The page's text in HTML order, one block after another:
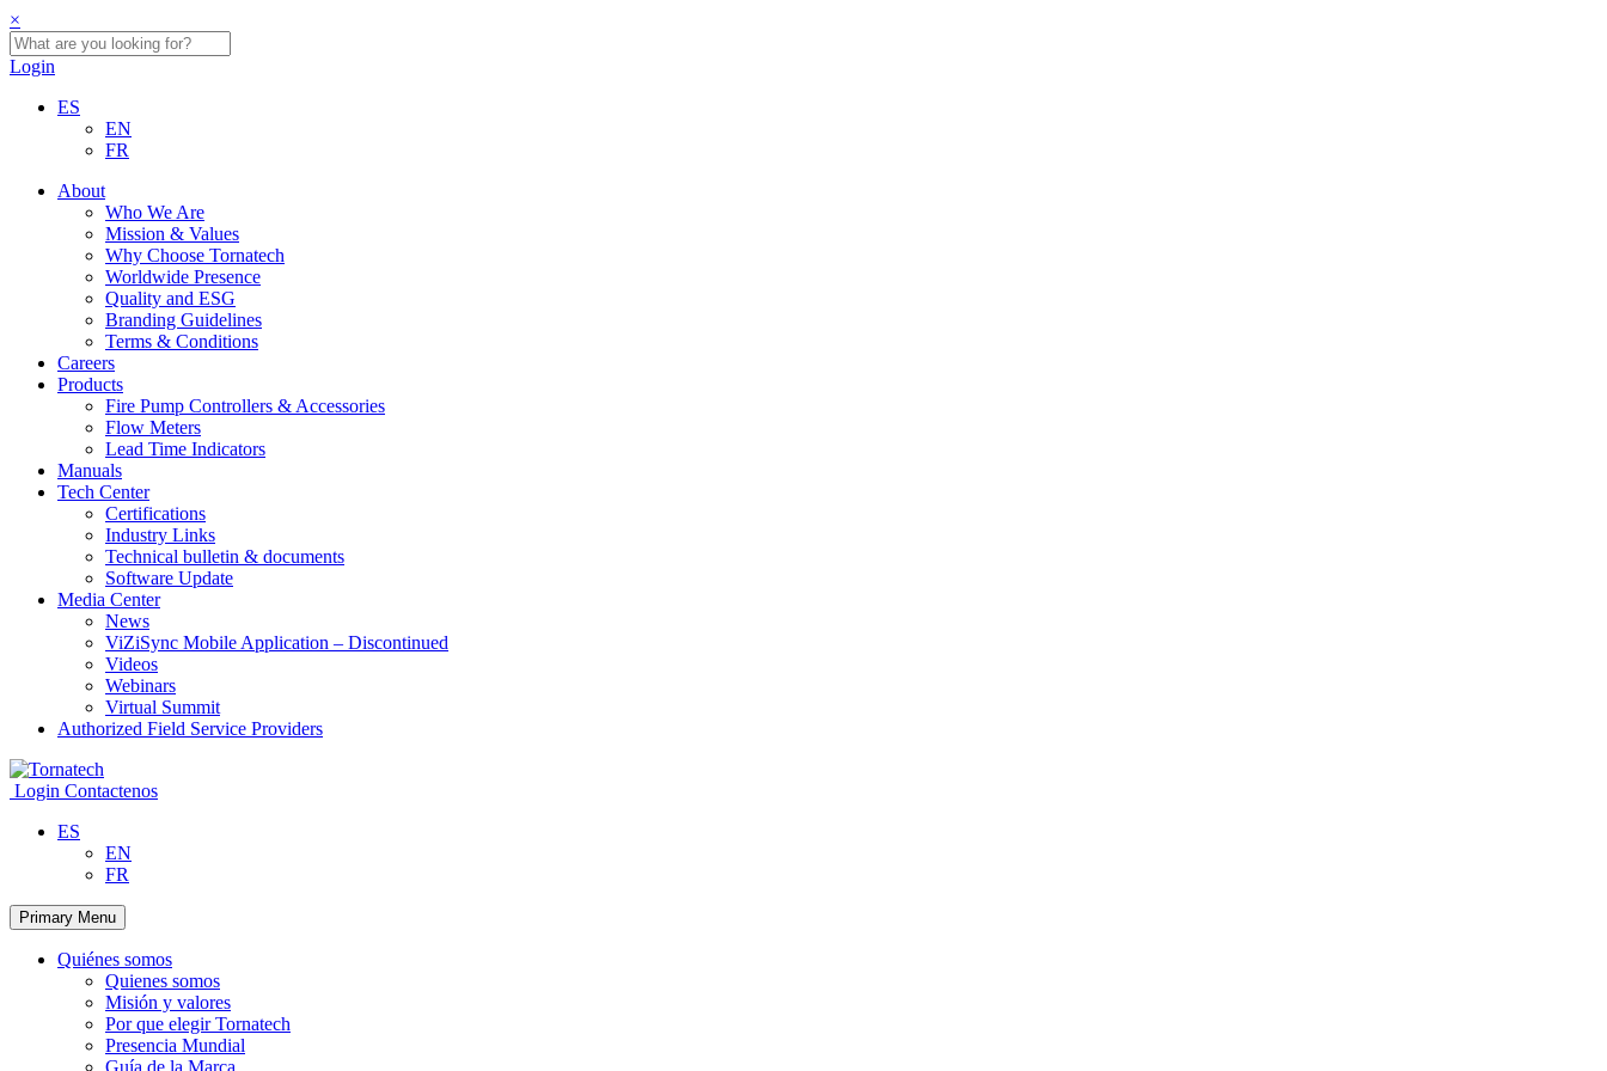
×
Login
ES
EN
FR
About
Who We Are
Mission & Values
Why Choose Tornatech
Worldwide Presence
Quality and ESG
Branding Guidelines
Terms & Conditions
Careers
Products
Fire Pump Controllers & Accessories
Flow Meters
Lead Time Indicators
Manuals
Tech Center
Certifications
Industry Links
Technical bulletin & documents
Software Update
Media Center
News
ViZiSync Mobile Application – Discontinued
Videos
Webinars
Virtual Summit
Authorized Field Service Providers
Skip
to
Login Contactenos
ES
EN
FR
Primary Menu
Quiénes somos
Quienes somos
Misión y valores
Por que elegir Tornatech
Presencia Mundial
Guía de la Marca